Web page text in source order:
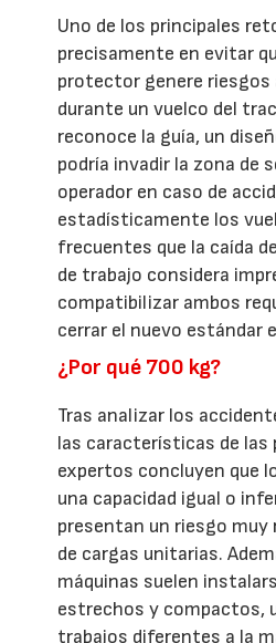
Uno de los principales
precisamente en evitar
protector genere riesgos
durante un vuelco del
reconoce la guía, un
podría invadir la zona de
operador en caso de
estadísticamente los
frecuentes que la caída
de trabajo considera
compatibilizar ambos
cerrar el nuevo estándar
¿Por qué 700 kg?
Tras analizar los
las características de
expertos concluyen que
una capacidad igual o
presentan un riesgo muy
de cargas unitarias.
máquinas suelen
estrechos y compactos,
trabajos diferentes a la